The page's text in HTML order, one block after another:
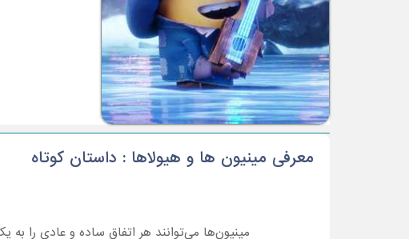
معرفی مینیون ها و هیولاها : داستان کوتاه
مینیون‌ها می‌توانند هر اتفاق ساده و عادی را